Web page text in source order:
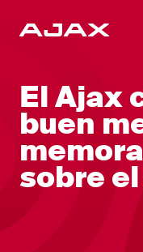
El Ajax
buen
sobre